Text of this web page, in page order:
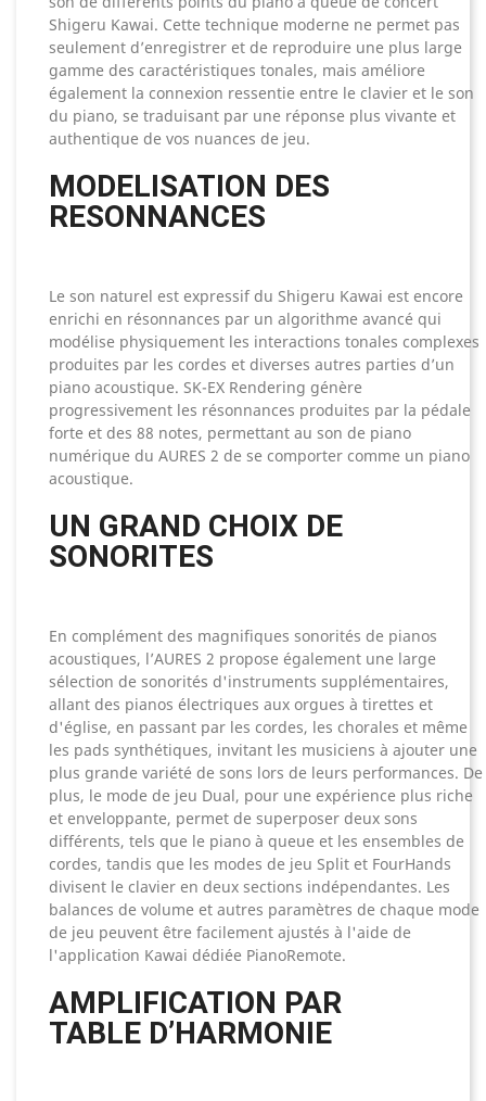
Shigeru Kawai. Cette technique moderne ne permet pas
seulement d’enregistrer et de reproduire une plus large
gamme des caractéristiques tonales, mais améliore
également la connexion ressentie entre le clavier et le son
du piano, se traduisant par une réponse plus vivante et
authentique de vos nuances de jeu.
MODELISATION DES
RESONNANCES
Le son naturel est expressif du Shigeru Kawai est encore
enrichi en résonnances par un algorithme avancé qui
modélise physiquement les interactions tonales complexes
produites par les cordes et diverses autres parties d’un
piano acoustique. SK-EX Rendering génère
progressivement les résonnances produites par la pédale
forte et des 88 notes, permettant au son de piano
numérique du AURES 2 de se comporter comme un piano
acoustique.
UN GRAND CHOIX DE
SONORITES
En complément des magnifiques sonorités de pianos
acoustiques, l’AURES 2 propose également une large
sélection de sonorités d'instruments supplémentaires,
allant des pianos électriques aux orgues à tirettes et
d'église, en passant par les cordes, les chorales et même
les pads synthétiques, invitant les musiciens à ajouter une
plus grande variété de sons lors de leurs performances. De
plus, le mode de jeu Dual, pour une expérience plus riche
et enveloppante, permet de superposer deux sons
différents, tels que le piano à queue et les ensembles de
cordes, tandis que les modes de jeu Split et FourHands
divisent le clavier en deux sections indépendantes. Les
balances de volume et autres paramètres de chaque mode
de jeu peuvent être facilement ajustés à l'aide de
l'application Kawai dédiée PianoRemote.
AMPLIFICATION PAR
TABLE D’HARMONIE